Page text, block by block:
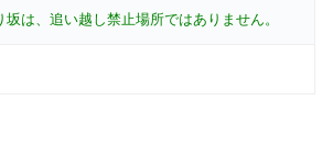
は、追い越し禁止場所ではありません。